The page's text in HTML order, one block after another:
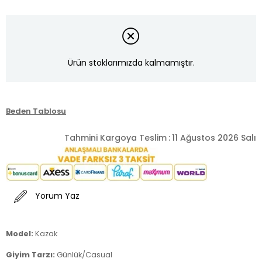
Ürün stoklarımızda kalmamıştır.
Beden Tablosu
Tahmini Kargoya Teslim :11 Ağustos 2026 Salı
Yorum Yaz
Model: Kazak
Giyim Tarzı: Günlük/Casual